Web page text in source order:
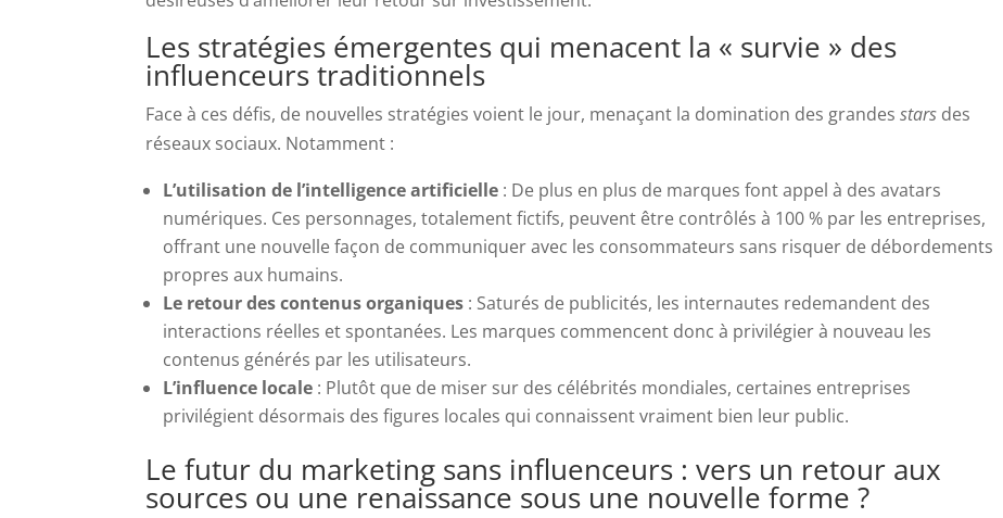
Les stratégies émergentes qui menacent la « survie » des
influenceurs traditionnels
Face à ces défis, de nouvelles stratégies voient le jour, menaçant la domination des grandesstars des
réseaux sociaux. Notamment :
L’utilisation de l’intelligence artificielle : De plus en plus de marques font appel à des avatars
numériques. Ces personnages, totalement fictifs, peuvent être contrôlés à 100 % par les entreprises,
offrant une nouvelle façon de communiquer avec les consommateurs sans risquer de débordements
propres aux humains.
Le retour des contenus organiques : Saturés de publicités, les internautes redemandent des
interactions réelles et spontanées. Les marques commencent donc à privilégier à nouveau les
contenus générés par les utilisateurs.
L’influence locale : Plutôt que de miser sur des célébrités mondiales, certaines entreprises
privilégient désormais des figures locales qui connaissent vraiment bien leur public.
Le futur du marketing sans influenceurs : vers un retour aux
sources ou une renaissance sous une nouvelle forme ?